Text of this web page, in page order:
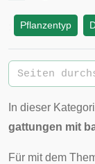
Pflanzentyp
In dieser
gattungen mit
Für mit dem